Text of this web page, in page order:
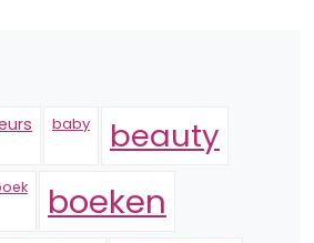
baby beauty
boeken